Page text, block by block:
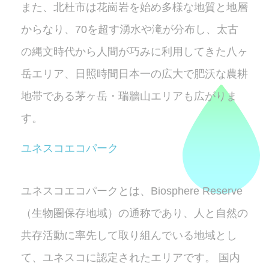
また、北杜市は花崗岩を始め多様な地質と地層
からなり、70を超す湧水や滝が分布し、太古
の縄文時代から人間が巧みに利用してきた八ヶ
岳エリア、日照時間日本一の広大で肥沃な農耕
地帯である茅ヶ岳・瑞牆山エリアも広がりま
す。
ユネスコエコパーク
ユネスコエコパークとは、Biosphere Reserve
（生物圏保存地域）の通称であり、人と自然の
共存活動に率先して取り組んでいる地域とし
て、ユネスコに認定されたエリアです。 国内